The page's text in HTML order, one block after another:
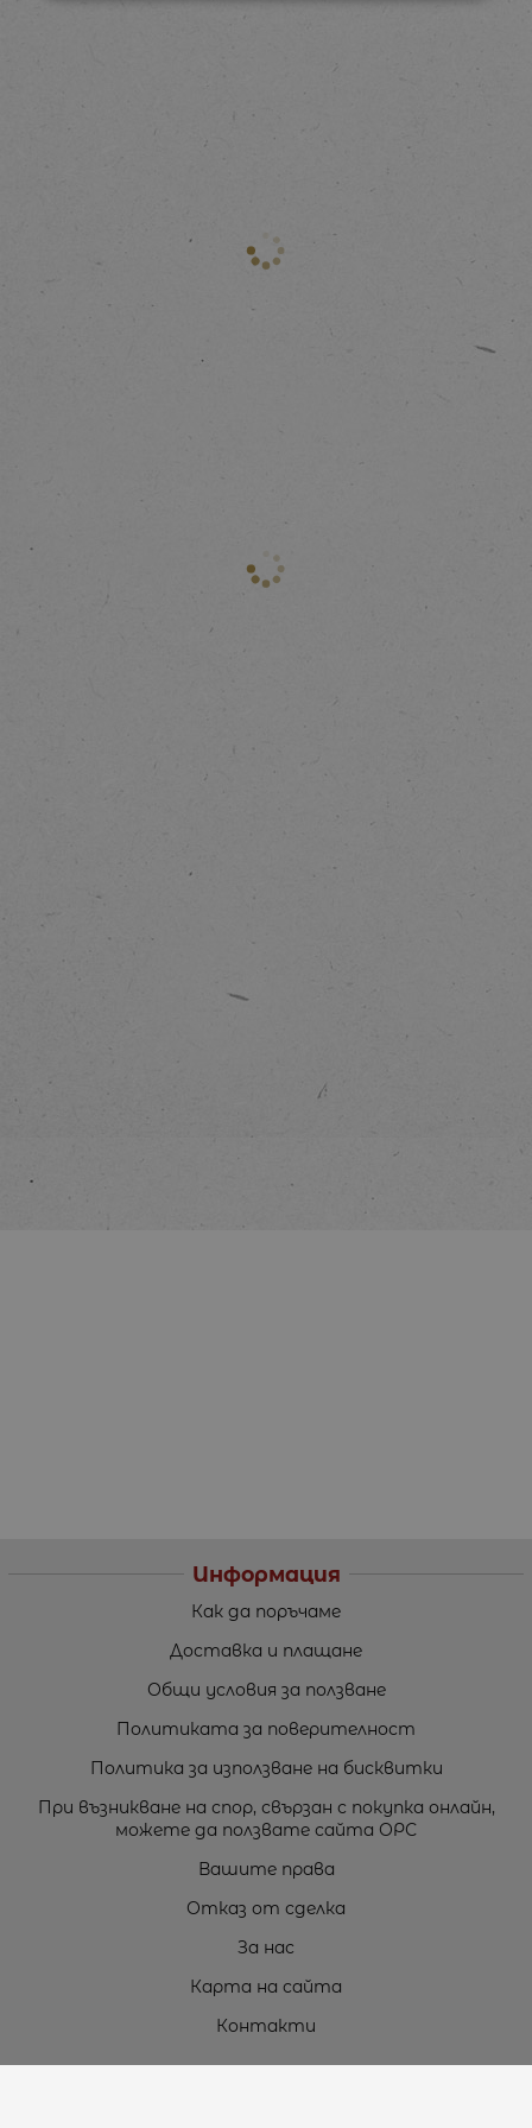
Информация
Как да поръчаме
Доставка и плащане
Общи условия за ползване
Политиката за поверителност
Политика за използване на бисквитки
При възникване на спор, свързан с покупка онлайн,
можете да ползвате сайта ОРС
Вашите права
Отказ от сделка
За нас
Карта на сайта
Контакти